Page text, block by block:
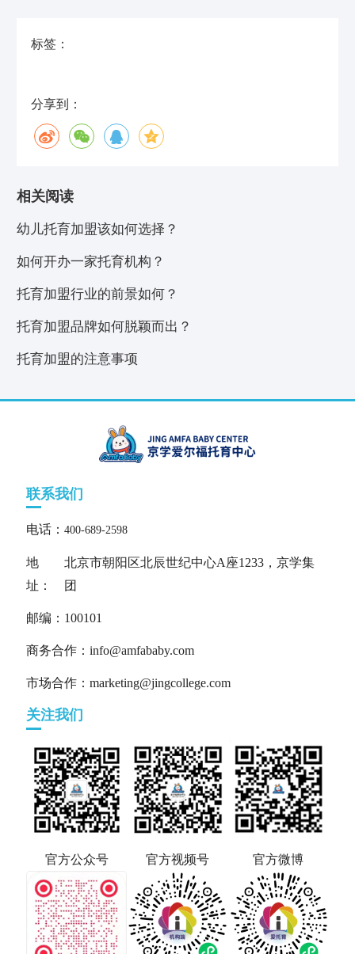
标签：
分享到：
相关阅读
幼儿托育加盟该如何选择？
如何开办一家托育机构？
托育加盟行业的前景如何？
托育加盟品牌如何脱颖而出？
托育加盟的注意事项
联系我们
电话： 400-689-2598
地
址：
北京市朝阳区北辰世纪中心A座1233，京学集
团
邮编：100101
商务合作：info@amfababy.com
市场合作：marketing@jingcollege.com
关注我们
官方公众号 官方视频号 官方微博